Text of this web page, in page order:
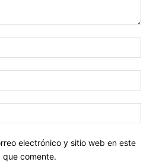
electrónico y sitio web en este
comente.